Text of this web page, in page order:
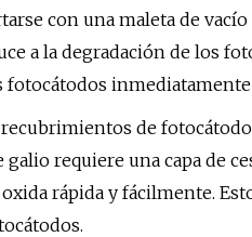
con una maleta de vacío
a la degradación de los
de
requiere una capa de
rápida y fácilmente.